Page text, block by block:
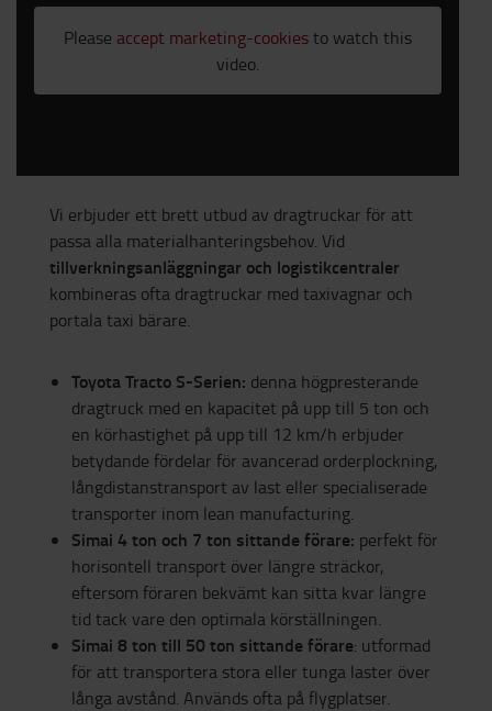
Please accept marketing-cookiesto watch this
video.
Vi erbjuder ett brett utbud av dragtruckar för att
passa alla materialhanteringsbehov. Vid
tillverkningsanläggningar och logistikcentraler
kombineras ofta dragtruckar med taxivagnar och
portala taxi bärare.
Toyota Tracto S-Serien: denna högpresterande
dragtruck med en kapacitet på upp till 5 ton och
en körhastighet på upp till 12 km/h erbjuder
betydande fördelar för avancerad orderplockning,
långdistanstransport av last eller specialiserade
transporter inom lean manufacturing.
Simai 4 ton och 7 ton sittande förare: perfekt för
horisontell transport över längre sträckor,
eftersom föraren bekvämt kan sitta kvar längre
tid tack vare den optimala körställningen.
Simai 8 ton till 50 ton sittande förare: utformad
för att transportera stora eller tunga laster över
långa avstånd. Används ofta på flygplatser.